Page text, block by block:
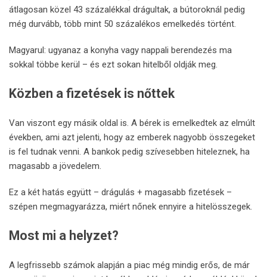
átlagosan közel 43 százalékkal drágultak, a bútoroknál pedig
még durvább, több mint 50 százalékos emelkedés történt.
Magyarul: ugyanaz a konyha vagy nappali berendezés ma
sokkal többe kerül – és ezt sokan hitelből oldják meg.
Közben a fizetések is nőttek
Van viszont egy másik oldal is. A bérek is emelkedtek az elmúlt
években, ami azt jelenti, hogy az emberek nagyobb összegeket
is fel tudnak venni. A bankok pedig szívesebben hiteleznek, ha
magasabb a jövedelem.
Ez a két hatás együtt – drágulás + magasabb fizetések –
szépen megmagyarázza, miért nőnek ennyire a hitelösszegek.
Most mi a helyzet?
A legfrissebb számok alapján a piac még mindig erős, de már